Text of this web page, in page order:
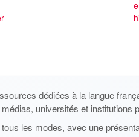
dédiées à la langue
universités et institutions
les modes, avec une